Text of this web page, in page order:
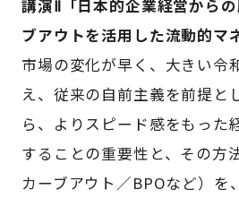
講演Ⅱ「日本的企業経営から
ブアウトを活用した流動的マ
市場の変化が早く、大きい令
え、従来の自前主義を前提と
ら、よりスピード感をもった
することの重要性と、その方
カーブアウト／BPOなど）を